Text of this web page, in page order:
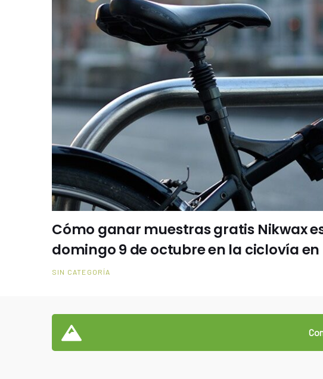
Cómo ganar muestras gratis Nikwax
domingo 9 de octubre en la ciclovía
SIN CATEGORÍA